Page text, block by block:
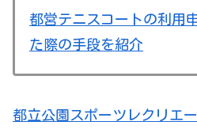
都営テニスコートの利用
た際の手段を紹介
都立公園スポーツレクリエ